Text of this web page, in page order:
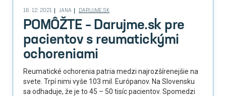
16. 12. 2021 JANA DARUJME.SK
POMÔŽTE – Darujme.sk pre
pacientov s reumatickými
ochoreniami
Reumatické ochorenia patria medzi najrozšírenejšie na
svete. Trpí nimi vyše 103 mil. Európanov. Na Slovensku
sa odhaduje, že je to 45 – 50 tisíc pacientov. Spomedzi